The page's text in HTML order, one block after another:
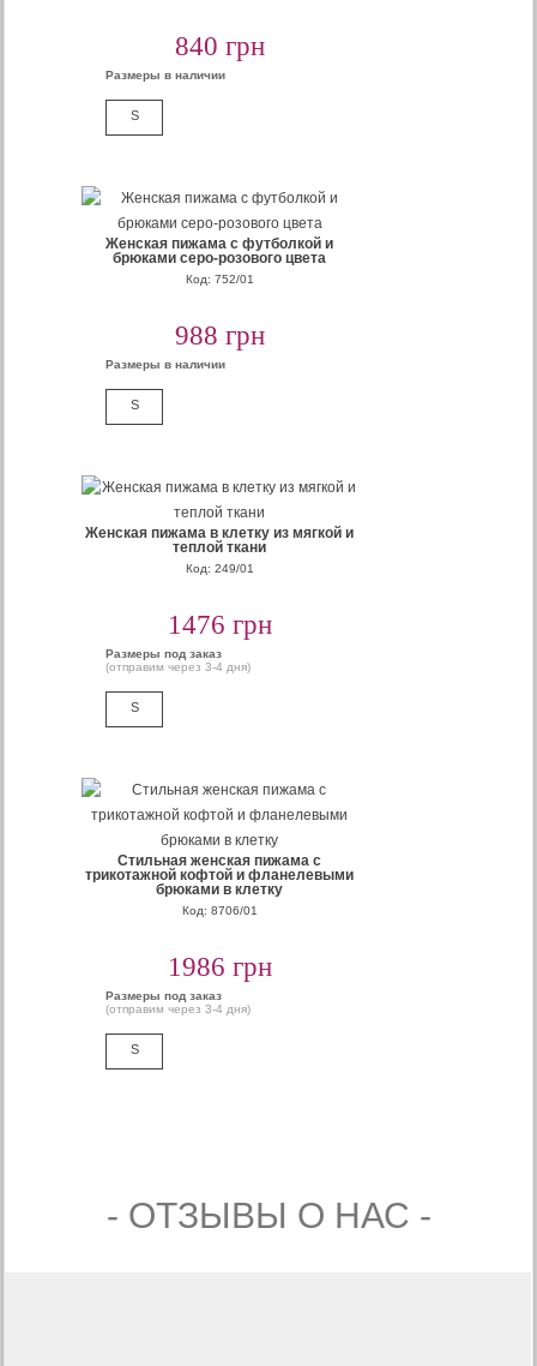
840 грн
Размеры в наличии
S
Женская пижама с футболкой и
брюками серо-розового цвета
Код: 752/01
988 грн
Размеры в наличии
S
Женская пижама в клетку из мягкой и
теплой ткани
Код: 249/01
1476 грн
Размеры под заказ
(отправим через 3-4 дня)
S
Стильная женская пижама с
трикотажной кофтой и фланелевыми
брюками в клетку
Код: 8706/01
1986 грн
Размеры под заказ
(отправим через 3-4 дня)
S
- ОТЗЫВЫ О НАС -